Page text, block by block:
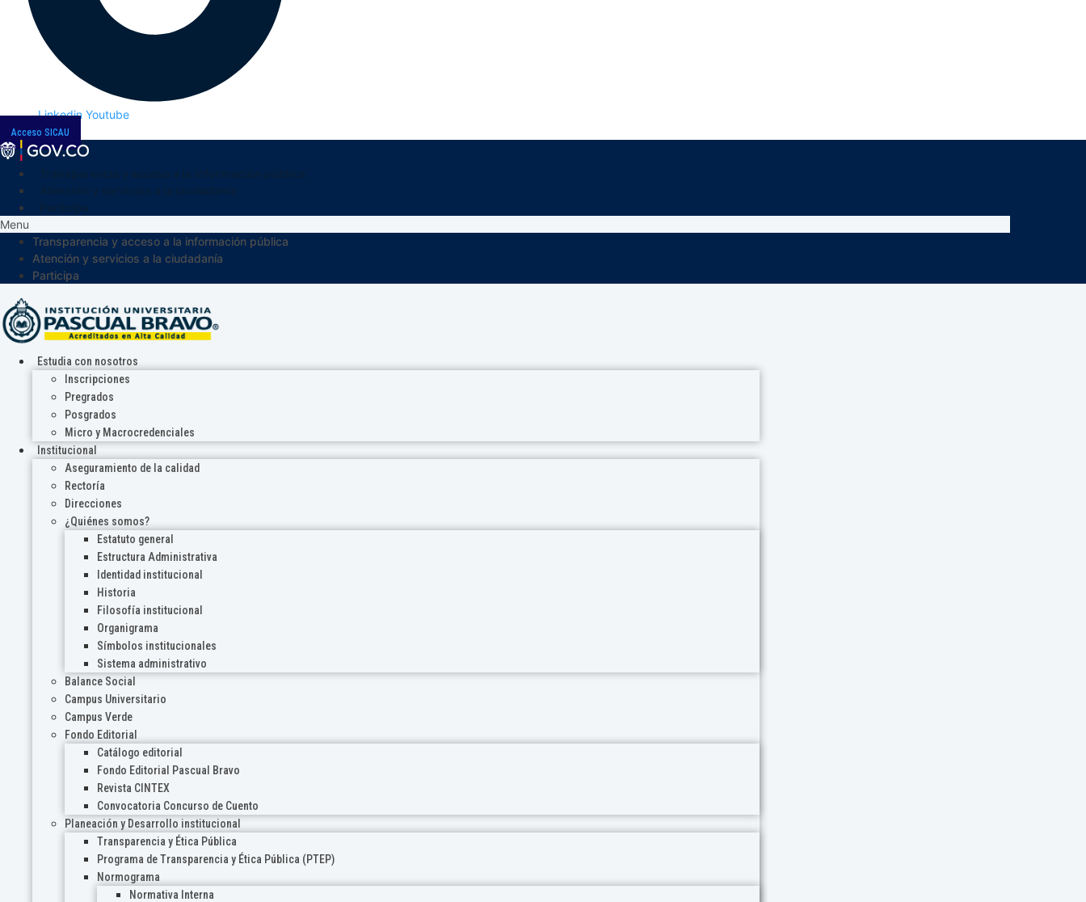
Linkedin Youtube
Acceso SICAU
Menu
Transparencia y acceso a la información pública
Atención y servicios a la ciudadanía
Participa
Estudia con nosotros
Inscripciones
Pregrados
Posgrados
Micro y Macrocredenciales
Institucional
Aseguramiento de la calidad
Rectoría
Direcciones
¿Quiénes somos?
Estatuto general
Estructura Administrativa
Identidad institucional
Historia
Filosofía institucional
Organigrama
Símbolos institucionales
Sistema administrativo
Balance Social
Campus Universitario
Campus Verde
Fondo Editorial
Catálogo editorial
Fondo Editorial Pascual Bravo
Revista CINTEX
Convocatoria Concurso de Cuento
Planeación y Desarrollo institucional
Transparencia y Ética Pública
Programa de Transparencia y Ética Pública (PTEP)
Normograma
Normativa Interna